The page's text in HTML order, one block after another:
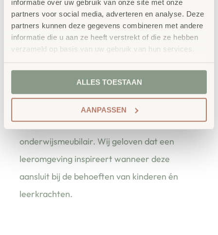
informatie over uw gebruik van onze site met onze
partners voor social media, adverteren en analyse. Deze
partners kunnen deze gegevens combineren met andere
informatie die u aan ze heeft verstrekt of die ze hebben
verzameld op basis van uw gebruik van hun services.
ALLES TOESTAAN
AANPASSEN
volwassen bij. Ideaal om te gebruiken bij lessen over
natuur, bestuiving en duurzaamheid. De modellen zijn
gedetailleerd, stevig en kindvriendelijk. Bevordert
Vertrouwdbestellen bij School
School Concept is de specialist in
onderwijsmeubilair. Wij geloven dat een
leeromgeving inspireert wanneer deze
aansluit bij de behoeften van kinderen én
leerkrachten.